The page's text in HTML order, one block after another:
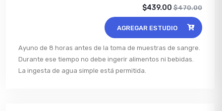
$439.00 $470.00
AGREGAR ESTUDIO
Ayuno de 8 horas antes de la toma de muestras de sangre.
Durante ese tiempo no debe ingerir alimentos ni bebidas.
La ingesta de agua simple está permitida.